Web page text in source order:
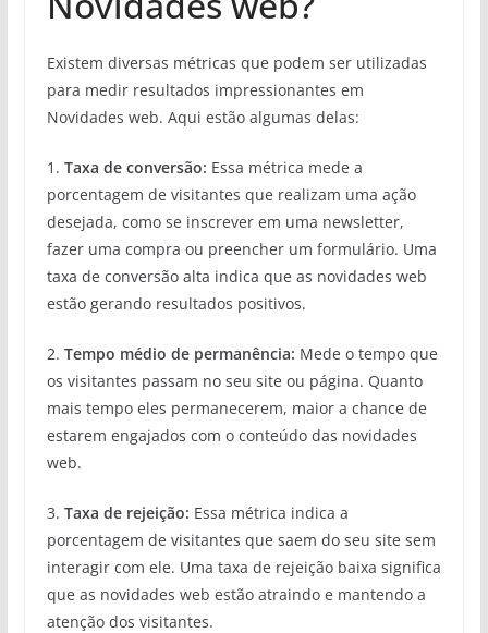
Existem diversas métricas que podem ser utilizadas
para medir resultados impressionantes em
Novidades web. Aqui estão algumas delas:
1. Taxa de conversão: Essa métrica mede a
porcentagem de visitantes que realizam uma ação
desejada, como se inscrever em uma newsletter,
fazer uma compra ou preencher um formulário. Uma
taxa de conversão alta indica que as novidades web
estão gerando resultados positivos.
2. Tempo médio de permanência: Mede o tempo que
os visitantes passam no seu site ou página. Quanto
mais tempo eles permanecerem, maior a chance de
estarem engajados com o conteúdo das novidades
web.
3. Taxa de rejeição: Essa métrica indica a
porcentagem de visitantes que saem do seu site sem
interagir com ele. Uma taxa de rejeição baixa significa
que as novidades web estão atraindo e mantendo a
atenção dos visitantes.